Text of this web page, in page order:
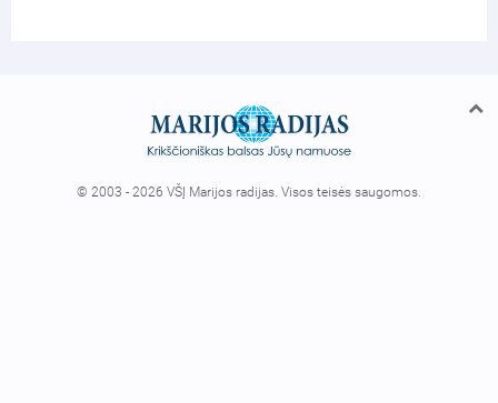
© 2003 - 2026 VŠĮ Marijos radijas. Visos teisės saugomos.